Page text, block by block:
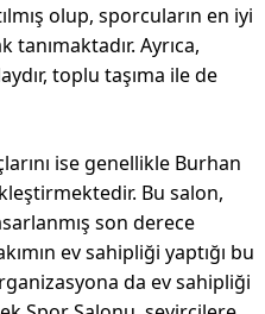
olup, sporcuların en iyi
tanımaktadır. Ayrıca,
toplu taşıma ile de
ise genellikle Burhan
Bu salon,
son derece
ev sahipliği yaptığı bu
da ev sahipliği